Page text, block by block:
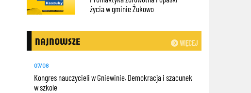
życia w gminie Żukowo
WIĘCEJ
NAJNOWSZE
07/08
Kongres nauczycieli w Gniewinie. Demokracja i szacunek
w szkole